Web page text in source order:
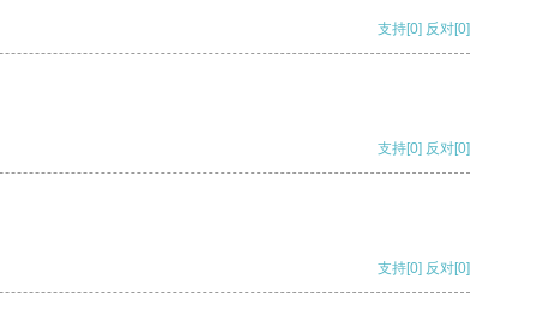
支持[0] 反对[0]
支持[0] 反对[0]
支持[0] 反对[0]